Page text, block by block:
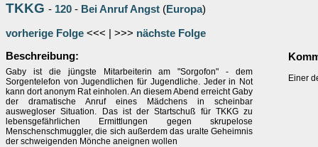
TKKG - 120 - Bei Anruf Angst (Europa)
vorherige Folge <<< | >>> nächste Folge
Beschreibung:
Gaby ist die jüngste Mitarbeiterin am "Sorgofon" - dem
Sorgentelefon von Jugendlichen für Jugendliche. Jeder in Not
kann dort anonym Rat einholen. An diesem Abend erreicht Gaby
der dramatische Anruf eines Mädchens in scheinbar
auswegloser Situation. Das ist der Startschuß für TKKG zu
lebensgefährlichen Ermittlungen gegen skrupelose
Menschenschmuggler, die sich außerdem das uralte Geheimnis
der schweigenden Mönche aneignen wollen
Einer